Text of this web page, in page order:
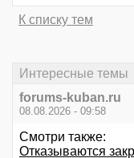
К списку тем
Интересные темы
forums-kuban.ru
08.08.2026 - 09:58
Смотри также:
Отказываются